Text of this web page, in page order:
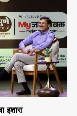
इशारा